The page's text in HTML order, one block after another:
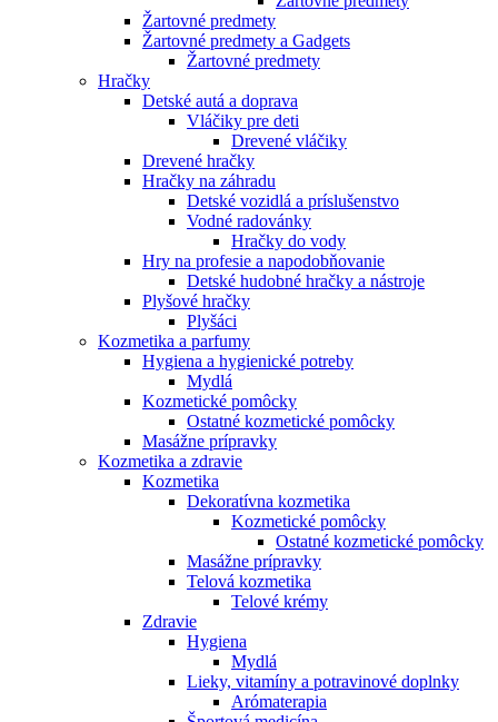
Žartovné predmety
Žartovné predmety a Gadgets
Žartovné predmety
Hračky
Detské autá a doprava
Vláčiky pre deti
Drevené vláčiky
Drevené hračky
Hračky na záhradu
Detské vozidlá a príslušenstvo
Vodné radovánky
Hračky do vody
Hry na profesie a napodobňovanie
Detské hudobné hračky a nástroje
Plyšové hračky
Plyšáci
Kozmetika a parfumy
Hygiena a hygienické potreby
Mydlá
Kozmetické pomôcky
Ostatné kozmetické pomôcky
Masážne prípravky
Kozmetika a zdravie
Kozmetika
Dekoratívna kozmetika
Kozmetické pomôcky
Ostatné kozmetické pomôcky
Masážne prípravky
Telová kozmetika
Telové krémy
Zdravie
Hygiena
Mydlá
Lieky, vitamíny a potravinové doplnky
Arómaterapia